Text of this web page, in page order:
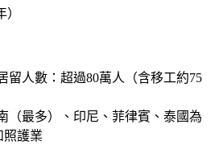
留人數：超過80萬人（含移工約75
（最多）、印尼、菲律賓、泰國為
照護業